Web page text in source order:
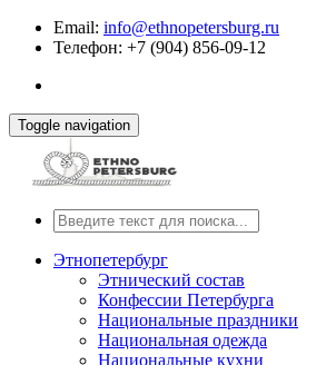
Email: info@ethnopetersburg.ru
Телефон: +7 (904) 856-09-12
Toggle navigation
Этнопетербург
Этнический состав
Конфессии Петербурга
Национальные праздники
Национальная одежда
Национальные кухни